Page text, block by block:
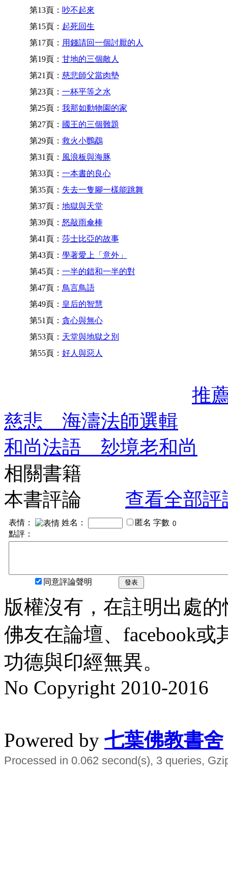
第13頁： 吵不起來
第15頁： 起死回生
第17頁： 用錢請回一個討厭的人
第19頁： 甘地的三個敵人
第21頁： 慈悲師父當肉墊
第23頁： 一杯平等之水
第25頁： 我那如動物園的家
第27頁： 國王的三個難題
第29頁： 救火小鸚鵡
第31頁： 風浪板與海豚
第33頁： 一本書的良心
第35頁： 失去一隻腳一樣能跳舞
第37頁： 地獄與天堂
第39頁： 怒敲雨傘棒
第41頁： 莎士比亞的故事
第43頁： 學著愛上「意外」
第45頁： 一半的錯和一半的對
第47頁： 鳥言鳥語
第49頁： 皇后的智慧
第51頁： 貪心與無心
第53頁： 天堂與地獄之別
第55頁： 好人與惡人
推
慈悲 海濤法師選輯
和尚法語 玅境老和尚
相關書籍
本書評論
查看全部評
表情： 姓名： 匿名 字數
點評：
同意評論聲明 發表
版權沒有，在註明出處
佛友在論壇、facebook
功德與印經無異。
No Copyright 2010-2016
Powered by 七葉佛教書舍
Processed in 0.062 second(s), 3 queries,